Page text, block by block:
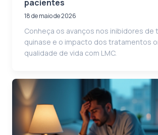
pacientes
18 de maio de 2026
Conheça os avanços nos inibidores de
quinase e o impacto dos tratamentos
qualidade de vida com LMC.